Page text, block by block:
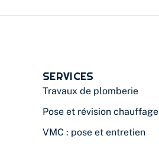
SERVICES
Travaux de plomberie
Pose et révision chauffage
VMC : pose et entretien